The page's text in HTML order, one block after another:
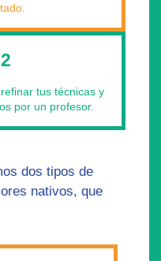
tus técnicas y
por un profesor.
dos tipos de
nativos, que